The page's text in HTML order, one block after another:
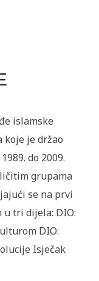
islamske
koje je držao
do 2009.
grupama
se na prvi
u tri dijela: DIO:
DIO:
Isječak